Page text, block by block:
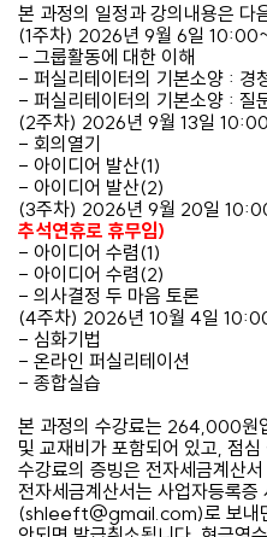
본 과정의 일정과 강의내용은 다
(1주차) 2026년 9월 6일
- 그룹활동에 대한 이해
- 퍼실리테이터의 기본소양 : 경
- 퍼실리테이터의 기본소양 : 질
(2주차) 2026년 9월 13일
- 회의열기
- 아이디어 발산(1)
- 아이디어 발산(2)
(3주차) 2026년 9월 20일
추석연휴로 휴무임)
- 아이디어 수렴(1)
- 아이디어 수렴(2)
- 의사결정 두 마음 토론
(4주차) 2026년 10월 4일
- 심화기법
- 온라인 퍼실리테이션
- 종합실습
본 과정의 수강료는 264,000원
및 교재비가 포함되어 있고, 점
수강료의 증빙은 전자세금계산
전자세금계산서는 사업자등록증
(shleeft@gmail.com)로 보내면